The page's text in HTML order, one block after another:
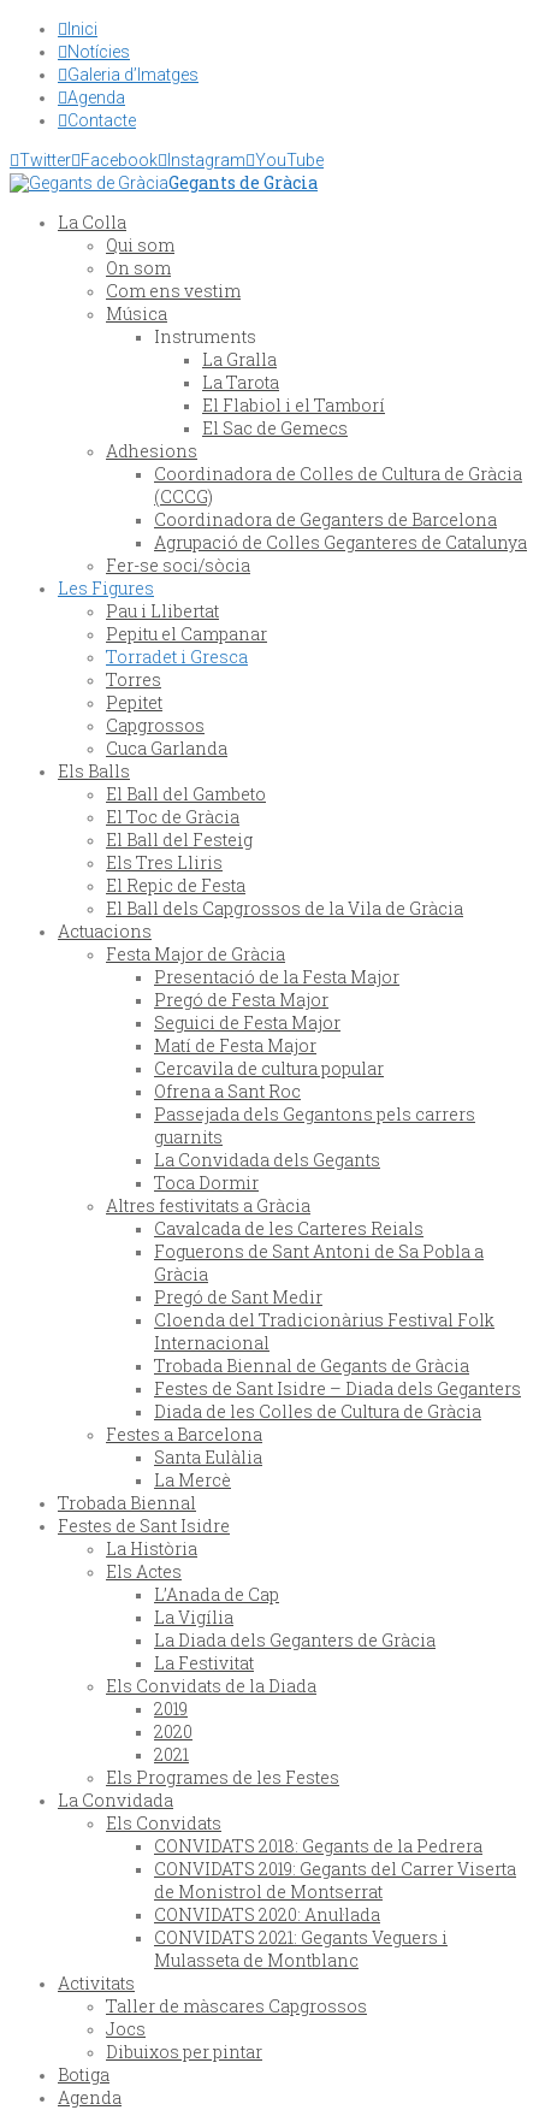
 Inici
 Notícies
Galeria d’Imatges
Agenda
Contacte
TwitterFacebook InstagramYouTube
Gegants de Gràcia
La Colla
Qui som
On som
Com ens vestim
Música
Instruments
La Gralla
La Tarota
El Flabiol i el Tamborí
El Sac de Gemecs
Adhesions
Coordinadora de Colles de Cultura de Gràcia
(CCCG)
Coordinadora de Geganters de Barcelona
Agrupació de Colles Geganteres de Catalunya
Fer-se soci/sòcia
Les Figures
Pau i Llibertat
Pepitu el Campanar
Torradet i Gresca
Torres
Pepitet
Capgrossos
Cuca Garlanda
Els Balls
El Ball del Gambeto
El Toc de Gràcia
El Ball del Festeig
Els Tres Lliris
El Repic de Festa
El Ball dels Capgrossos de la Vila de Gràcia
Actuacions
Festa Major de Gràcia
Presentació de la Festa Major
Pregó de Festa Major
Seguici de Festa Major
Matí de Festa Major
Cercavila de cultura popular
Ofrena a Sant Roc
Passejada dels Gegantons pels carrers
guarnits
La Convidada dels Gegants
Toca Dormir
Altres festivitats a Gràcia
Cavalcada de les Carteres Reials
Foguerons de Sant Antoni de Sa Pobla a
Gràcia
Pregó de Sant Medir
Cloenda del Tradicionàrius Festival Folk
Internacional
Trobada Biennal de Gegants de Gràcia
Festes de Sant Isidre – Diada dels Geganters
Diada de les Colles de Cultura de Gràcia
Festes a Barcelona
Santa Eulàlia
La Mercè
Trobada Biennal
Festes de Sant Isidre
La Història
Els Actes
L’Anada de Cap
La Vigília
La Diada dels Geganters de Gràcia
La Festivitat
Els Convidats de la Diada
2019
2020
2021
Els Programes de les Festes
La Convidada
Els Convidats
CONVIDATS 2018: Gegants de la Pedrera
CONVIDATS 2019: Gegants del Carrer Viserta
de Monistrol de Montserrat
CONVIDATS 2020: Anul·lada
CONVIDATS 2021: Gegants Veguers i
Mulasseta de Montblanc
Activitats
Taller de màscares Capgrossos
Jocs
Dibuixos per pintar
Botiga
Agenda